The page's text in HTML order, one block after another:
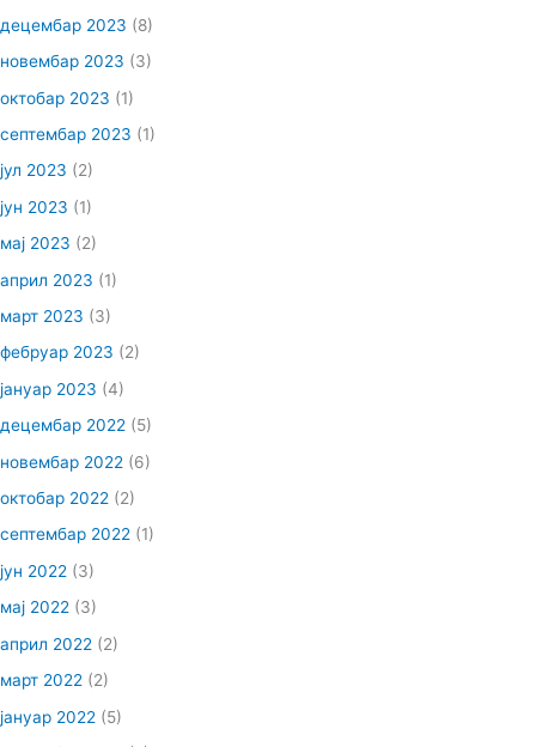
децембар 2023 (8)
новембар 2023 (3)
октобар 2023 (1)
септембар 2023 (1)
јул 2023 (2)
јун 2023 (1)
мај 2023 (2)
април 2023 (1)
март 2023 (3)
фебруар 2023 (2)
јануар 2023 (4)
децембар 2022 (5)
новембар 2022 (6)
октобар 2022 (2)
септембар 2022 (1)
јун 2022 (3)
мај 2022 (3)
април 2022 (2)
март 2022 (2)
јануар 2022 (5)